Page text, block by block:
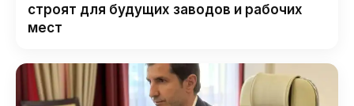
строят для будущих заводов и рабочих
мест